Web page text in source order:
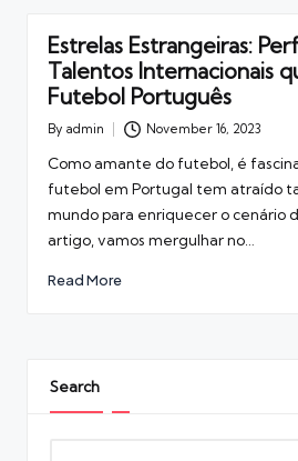
Estrelas Estrangeiras:
Talentos Internacionais
Futebol Português
Posted
By admin November 16, 2023
Como amante do futebol, é
futebol em Portugal tem atraído
mundo para enriquecer o cenário
artigo, vamos mergulhar no…
Read More
Search